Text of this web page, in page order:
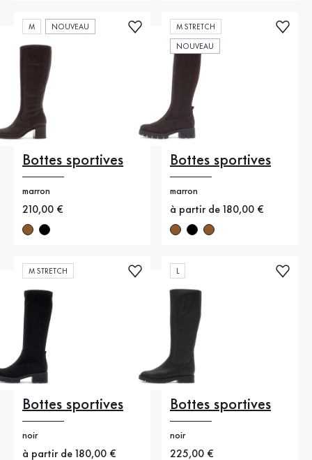
M NOUVEAU
Bottes sportives
marron
Nouveau prix
210,00 €
M STRETCH
NOUVEAU
Bottes sportives
marron
Nouveau prix
à partir de 180,00 €
M STRETCH
Bottes sportives
noir
Nouveau prix
à partir de 180,00 €
Bottes sportives
noir
Nouveau prix
225,00 €